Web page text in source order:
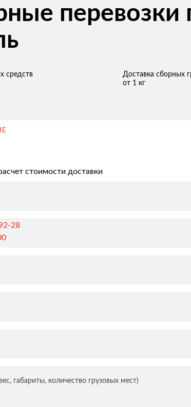
28
условий поставки
документация
покупателю
перевозки
средств
Доставка сборных
от 1 кг
стоимости доставки
габариты, количество грузовых мест)